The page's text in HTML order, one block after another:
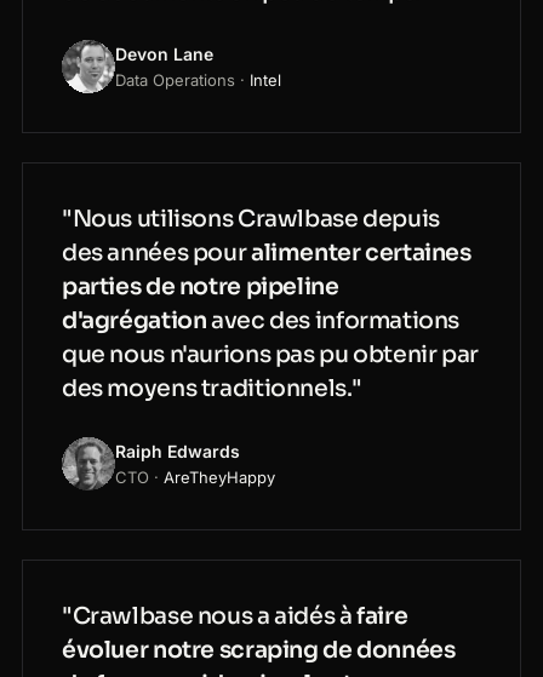
Devon Lane
Data Operations · Intel
"Nous utilisons Crawlbase depuis
des années pouralimenter certaines
parties de notre pipeline
d'agrégationavec des informations
que nous n'aurions pas pu obtenir par
des moyens traditionnels."
Raiph Edwards
CTO · AreTheyHappy
"Crawlbase nous a aidés àfaire
évoluer notre scraping de données